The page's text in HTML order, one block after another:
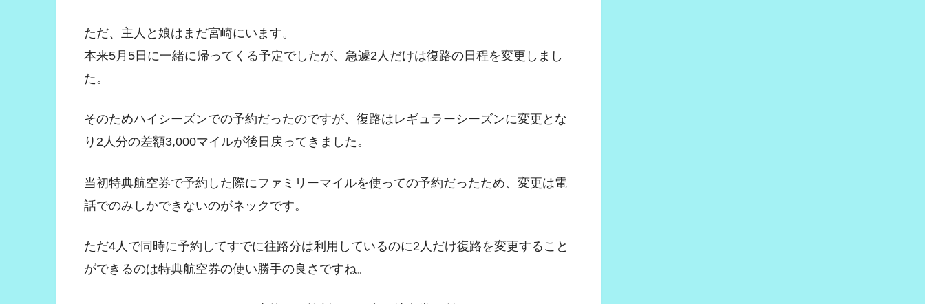
ただ、主人と娘はまだ宮崎にいます。
本来5月5日に一緒に帰ってくる予定でしたが、急遽2人だけは復路の日程を変更しまし
た。
そのためハイシーズンでの予約だったのですが、復路はレギュラーシーズンに変更とな
り2人分の差額3,000マイルが後日戻ってきました。
当初特典航空券で予約した際にファミリーマイルを使っての予約だったため、変更は電
話でのみしかできないのがネックです。
ただ4人で同時に予約してすでに往路分は利用しているのに2人だけ復路を変更すること
ができるのは特典航空券の使い勝手の良さですね。